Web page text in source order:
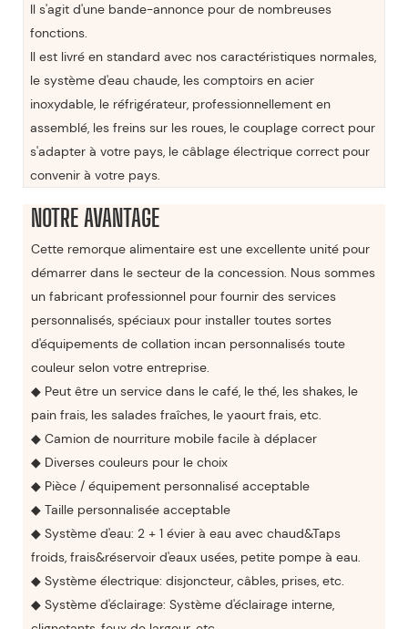
Il s'agit d'une bande-annonce pour de nombreuses
fonctions.
Il est livré en standard avec nos caractéristiques normales,
le système d'eau chaude, les comptoirs en acier
inoxydable, le réfrigérateur, professionnellement en
assemblé, les freins sur les roues, le couplage correct pour
s'adapter à votre pays, le câblage électrique correct pour
convenir à votre pays.
NOTRE AVANTAGE
Cette remorque alimentaire est une excellente unité pour
démarrer dans le secteur de la concession. Nous sommes
un fabricant professionnel pour fournir des services
personnalisés, spéciaux pour installer toutes sortes
d'équipements de collation incan personnalisés toute
couleur selon votre entreprise.
◆ Peut être un service dans le café, le thé, les shakes, le
pain frais, les salades fraîches, le yaourt frais, etc.
◆ Camion de nourriture mobile facile à déplacer
◆ Diverses couleurs pour le choix
◆ Pièce / équipement personnalisé acceptable
◆ Taille personnalisée acceptable
◆ Système d'eau: 2 + 1 évier à eau avec chaud&Taps
froids, frais&réservoir d'eaux usées, petite pompe à eau.
◆ Système électrique: disjoncteur, câbles, prises, etc.
◆ Système d'éclairage: Système d'éclairage interne,